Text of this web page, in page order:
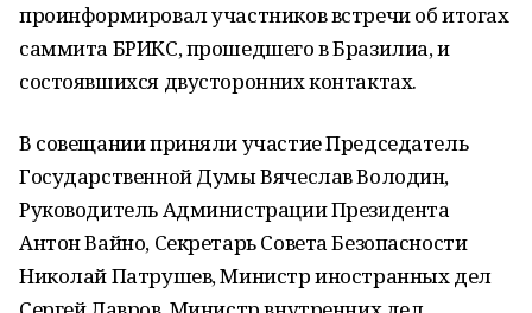
проинформировал участников встречи об итогах
саммита БРИКС, прошедшего в Бразилиа, и
состоявшихся двусторонних контактах.
В совещании приняли участие Председатель
Государственной Думы Вячеслав Володин,
Руководитель Администрации Президента
Антон Вайно, Секретарь Совета Безопасности
Николай Патрушев, Министр иностранных дел